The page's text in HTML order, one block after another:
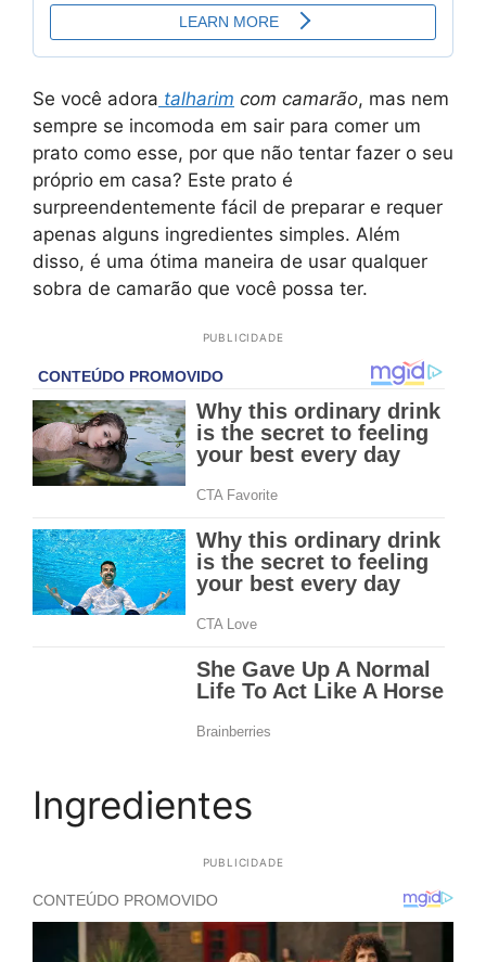
Se você adora talharim com camarão, mas nem
sempre se incomoda em sair para comer um
prato como esse, por que não tentar fazer o seu
próprio em casa? Este prato é
surpreendentemente fácil de preparar e requer
apenas alguns ingredientes simples. Além
disso, é uma ótima maneira de usar qualquer
sobra de camarão que você possa ter.
PUBLICIDADE
Ingredientes
PUBLICIDADE